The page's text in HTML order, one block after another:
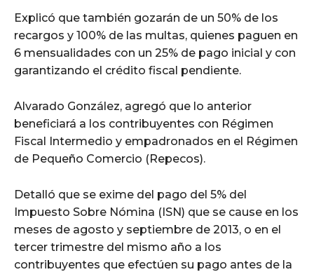
Explicó que también gozarán de un 50% de los
recargos y 100% de las multas, quienes paguen en
6 mensualidades con un 25% de pago inicial y con
garantizando el crédito fiscal pendiente.
Alvarado González, agregó que lo anterior
beneficiará a los contribuyentes con Régimen
Fiscal Intermedio y empadronados en el Régimen
de Pequeño Comercio (Repecos).
Detalló que se exime del pago del 5% del
Impuesto Sobre Nómina (ISN) que se cause en los
meses de agosto y septiembre de 2013, o en el
tercer trimestre del mismo año a los
contribuyentes que efectúen su pago antes de la